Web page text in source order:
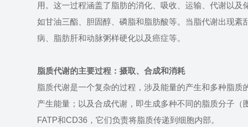
用。这一过程涵盖了脂肪的消化、吸收、运输、代谢以
如甘油三酯、胆固醇、磷脂和脂肪酸等。当脂代谢出现
病、脂肪肝和动脉粥样硬化以及癌症等。
脂质代谢的主要过程：摄取、合成和消耗
脂质代谢是一个复杂的过程，涉及能量的产生和多种脂
产生能量；以及合成代谢，即生成多种不同的脂质分子
FATP和CD36，它们负责将脂质传递到细胞内部。